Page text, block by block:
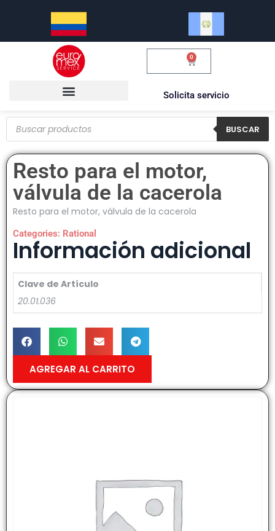
0
Solicita servicio
BUSCAR
Resto para el motor,
válvula de la cacerola
Resto para el motor, válvula de la cacerola
Categories: Rational
Información adicional
Clave de Artículo
20.01.036
AGREGAR AL CARRITO